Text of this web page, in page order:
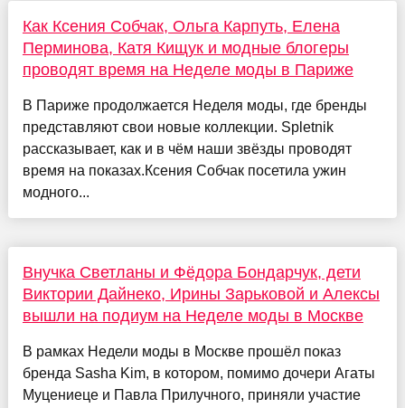
Как Ксения Собчак, Ольга Карпуть, Елена
Перминова, Катя Кищук и модные блогеры
проводят время на Неделе моды в Париже
В Париже продолжается Неделя моды, где бренды
представляют свои новые коллекции. Spletnik
рассказывает, как и в чём наши звёзды проводят
время на показах.Ксения Собчак посетила ужин
модного...
Внучка Светланы и Фёдора Бондарчук, дети
Виктории Дайнеко, Ирины Зарьковой и Алексы
вышли на подиум на Неделе моды в Москве
В рамках Недели моды в Москве прошёл показ
бренда Sasha Kim, в котором, помимо дочери Агаты
Муцениеце и Павла Прилучного, приняли участие